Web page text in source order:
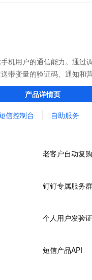
机用户的通信能力。通过
带变量的验证码、通知和
达率最高可达99%；国际/
稳定。产品详情页
信控制台 自助服务
老客户自动复
钉钉专属服务群
个人用户发验
短信产品API